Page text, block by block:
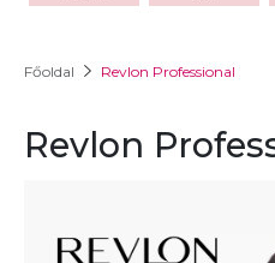
Főoldal Revlon Professional
Revlon